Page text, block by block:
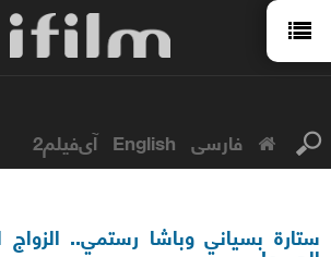
فارسی English آی‌فیلم2
ستارة بسياني وباشا رستمي.. الزواج